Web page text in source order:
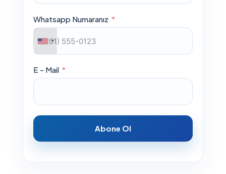
Whatsapp Numaranız
E - Mail
Abone Ol